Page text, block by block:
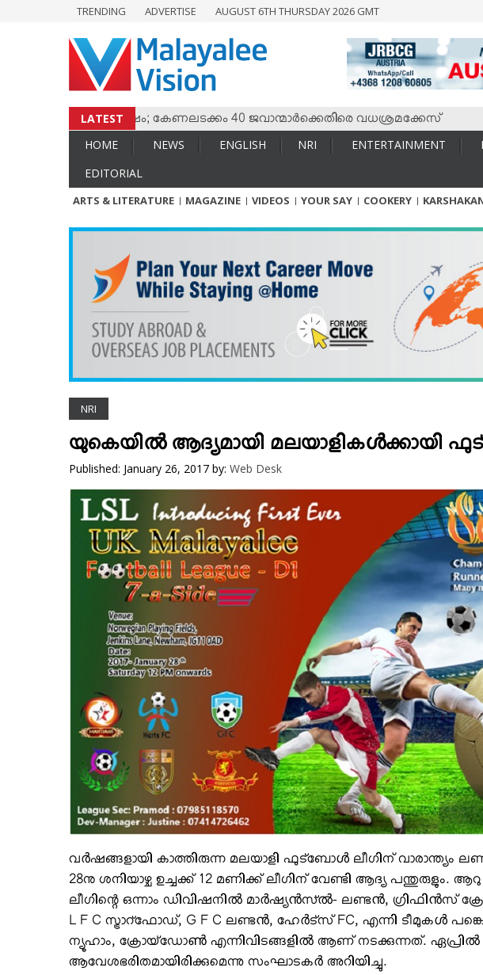
ENTERTAINMENT
TECH & AUTO
ARTS & LITERATURE
TRENDING ADVERTISE AUGUST 6TH THURSDAY 2026 GMT
LATEST
സംഘര്‍ഷം; കേണലടക്കം 40 ജവാന്മാര്‍ക്കെതിരെ വധശ്രമക്കേസ്
HOME NEWS ENGLISH NRI ENTERTAINMENT
EDITORIAL
ARTS & LITERATURE MAGAZINE VIDEOS YOUR SAY COOKERY
NRI
യുകെയിൽ ആദ്യമായി മലയാളികൾക്കായി
Published: January 26, 2017 by: Web Desk
വർഷങ്ങളായി കാത്തിരുന്ന മലയാളി ഫുട്ബോൾ ലീഗിന് വാരാന്ത്യം
28നു ശനിയാഴ്ച ഉച്ചക്ക് 12 മണിക്ക് ലീഗിന് വേണ്ടി ആദ്യ പന്തുരുളും.
ലീഗിന്റെ ഒന്നാം ഡിവിഷനിൽ മാർഷ്യൻസ്ൽ- ലണ്ടൻ, ഗ്രിഫിൻസ്
L F C സ്ട്രാറ്ഫോഡ്, G F C ലണ്ടൻ, ഹേർട്സ് FC, എന്നി ടീമുകൾ
ന്യൂഹാം, ക്രോയ്ഡോൺ എന്നിവിടങ്ങളിൽ ആണ് നടക്കുന്നത്. ഏപ്രിൽ
ആവേശഭരിതമായിരിക്കുമെന്നു സംഘാടകർ അറിയിച്ചു.